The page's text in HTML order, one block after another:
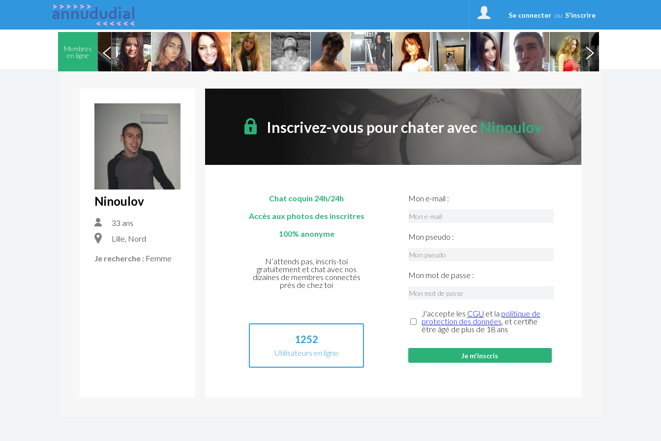
Se connecter ou S'inscrire
Membres
en ligne
Ninoulov
33 ans
Lille, Nord
Je recherche : Femme
Inscrivez-vous pour chater avec Ninoulov
Chat coquin 24h/24h
Accès aux photos des inscritres
100% anonyme
N’attends pas, inscris-toi
gratuitement et chat avec nos
dizaines de membres connectés
près de chez toi
1252
Utilisateurs en ligne
Mon e-mail :
Mon pseudo :
Mon mot de passe :
J'accepte les CGU et la politique de
protection des données, et certifie
être âgé de plus de 18 ans